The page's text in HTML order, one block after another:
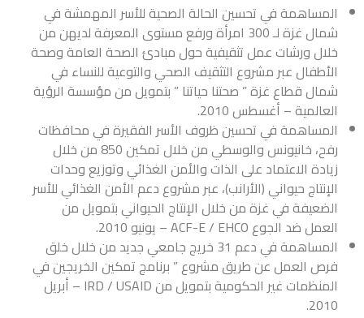
المساهمة في تحسين الحالة الصحية للأسر المهمشة في
شمال غزة لـ 300 امرأة ورفع مستوى المعرفة لديهن من
خلال ورشات عمل تثقيفية حول مبادئ الصحة العامة وصحة
الأطفال عبر مشروع التثقيف الصحي والتوعية للنساء في
شمال قطاع غزة ” صحتنا حياتنا ” بتمويل من مؤسسة الرؤية
العالمية – أغسطس 2010.
المساهمة في تحسين ظروف الأسر الفقيرة في محافظات
رفح، خانيونس والوسطي من خلال تمكين 850 من خلال
زيادة الاعتماد على الذات والأمن الغذائي وتوزيع وحدات
الإنتاج حيواني (الأرانب)، عبر مشروع دعم الأمن الغذائي للأسر
الضعيفة في غزة من خلال الإنتاج الحيواني بتمويل من
العمل ضد الجوع ACF-E / EHCO – يونيو 2010.
المساهمة في دعم 31 خريج جامعي جديد من خلال خلق
فرص العمل عن طريق مشروع ” برنامج تمكين الخريجين في
المنظمات غير الحكومية بتمويل من IRD / USAID – أبريل
2010.